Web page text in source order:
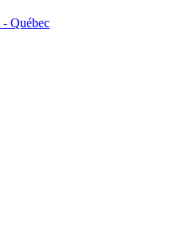
- Québec